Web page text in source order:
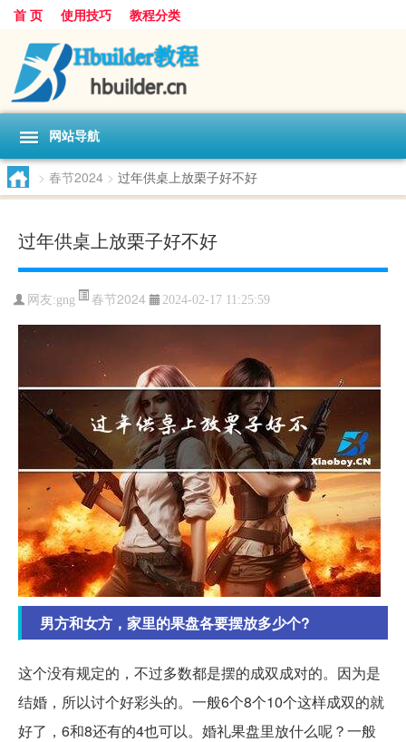
首 页 使用技巧 教程分类
网站导航
> 春节2024 > 过年供桌上放栗子好不好
过年供桌上放栗子好不好
网友:gng 春节2024 2024-02-17 11:25:59
男方和女方，家里的果盘各要摆放多少个?
这个没有规定的，不过多数都是摆的成双成对的。因为是
结婚，所以讨个好彩头的。一般6个8个10个这样成双的就
好了，6和8还有的4也可以。婚礼果盘里放什么呢？一般